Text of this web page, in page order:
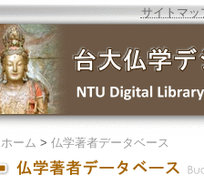
サイトマッ
ホーム > 仏学著者データベース